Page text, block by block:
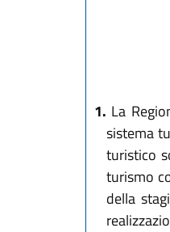
1. La
sistema
turistico
turismo
della